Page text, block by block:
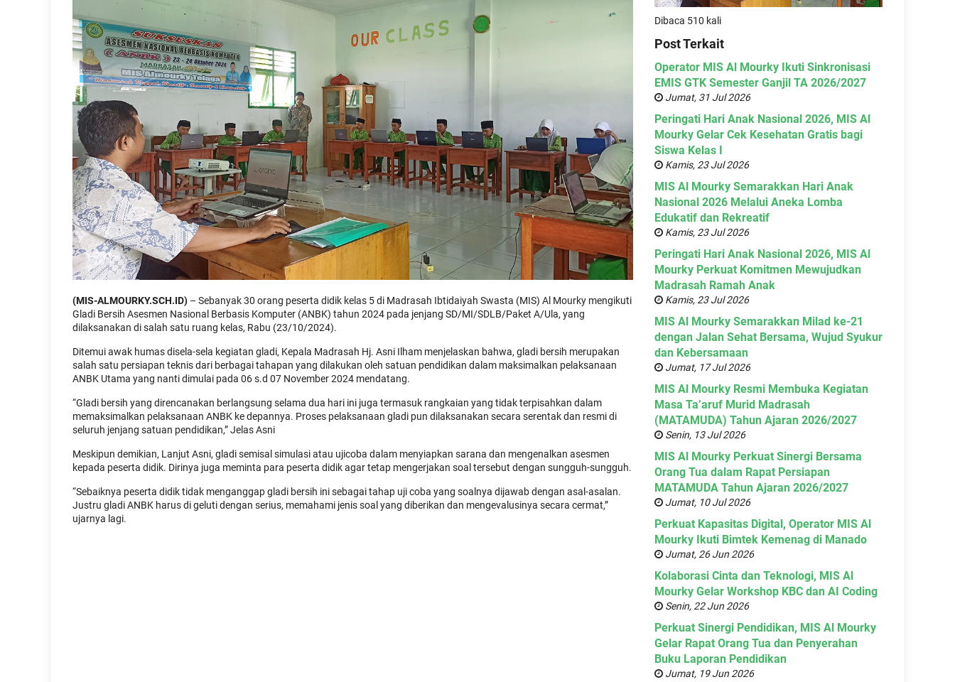
(MIS-ALMOURKY.SCH.ID) – Sebanyak 30 orang peserta didik kelas 5 di Madrasah Ibtidaiyah Swasta (MIS) Al Mourky mengikuti
Gladi Bersih Asesmen Nasional Berbasis Komputer (ANBK) tahun 2024 pada jenjang SD/MI/SDLB/Paket A/Ula, yang
dilaksanakan di salah satu ruang kelas, Rabu (23/10/2024).
Ditemui awak humas disela-sela kegiatan gladi, Kepala Madrasah Hj. Asni Ilham menjelaskan bahwa, gladi bersih merupakan
salah satu persiapan teknis dari berbagai tahapan yang dilakukan oleh satuan pendidikan dalam maksimalkan pelaksanaan
ANBK Utama yang nanti dimulai pada 06 s.d 07 November 2024 mendatang.
“Gladi bersih yang direncanakan berlangsung selama dua hari ini juga termasuk rangkaian yang tidak terpisahkan dalam
memaksimalkan pelaksanaan ANBK ke depannya. Proses pelaksanaan gladi pun dilaksanakan secara serentak dan resmi di
seluruh jenjang satuan pendidikan,” Jelas Asni
Meskipun demikian, Lanjut Asni, gladi semisal simulasi atau ujicoba dalam menyiapkan sarana dan mengenalkan asesmen
kepada peserta didik. Dirinya juga meminta para peserta didik agar tetap mengerjakan soal tersebut dengan sungguh-sungguh.
“Sebaiknya peserta didik tidak menganggap gladi bersih ini sebagai tahap uji coba yang soalnya dijawab dengan asal-asalan.
Justru gladi ANBK harus di geluti dengan serius, memahami jenis soal yang diberikan dan mengevalusinya secara cermat,”
ujarnya lagi.
Dibaca 510 kali
Post Terkait
Operator MIS Al Mourky Ikuti Sinkronisasi
EMIS GTK Semester Ganjil TA 2026/2027
Jumat, 31 Jul 2026
Peringati Hari Anak Nasional 2026, MIS Al
Mourky Gelar Cek Kesehatan Gratis bagi
Siswa Kelas I
Kamis, 23 Jul 2026
MIS Al Mourky Semarakkan Hari Anak
Nasional 2026 Melalui Aneka Lomba
Edukatif dan Rekreatif
Kamis, 23 Jul 2026
Peringati Hari Anak Nasional 2026, MIS Al
Mourky Perkuat Komitmen Mewujudkan
Madrasah Ramah Anak
Kamis, 23 Jul 2026
MIS Al Mourky Semarakkan Milad ke-21
dengan Jalan Sehat Bersama, Wujud Syukur
dan Kebersamaan
Jumat, 17 Jul 2026
MIS Al Mourky Resmi Membuka Kegiatan
Masa Ta’aruf Murid Madrasah
(MATAMUDA) Tahun Ajaran 2026/2027
Senin, 13 Jul 2026
MIS Al Mourky Perkuat Sinergi Bersama
Orang Tua dalam Rapat Persiapan
MATAMUDA Tahun Ajaran 2026/2027
Jumat, 10 Jul 2026
Perkuat Kapasitas Digital, Operator MIS Al
Mourky Ikuti Bimtek Kemenag di Manado
Jumat, 26 Jun 2026
Kolaborasi Cinta dan Teknologi, MIS Al
Mourky Gelar Workshop KBC dan AI Coding
Senin, 22 Jun 2026
Perkuat Sinergi Pendidikan, MIS Al Mourky
Gelar Rapat Orang Tua dan Penyerahan
Buku Laporan Pendidikan
Jumat, 19 Jun 2026